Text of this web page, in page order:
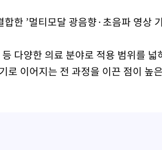
한 ’멀티모달 광음향·초음파 영상
다양한 의료 분야로 적용 범위를 넓
로 이어지는 전 과정을 이끈 점이 높